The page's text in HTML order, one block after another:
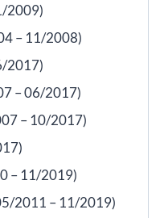
2009)
– 11/2008)
2017)
– 06/2017)
– 10/2017)
– 11/2019)
2011 – 11/2019)